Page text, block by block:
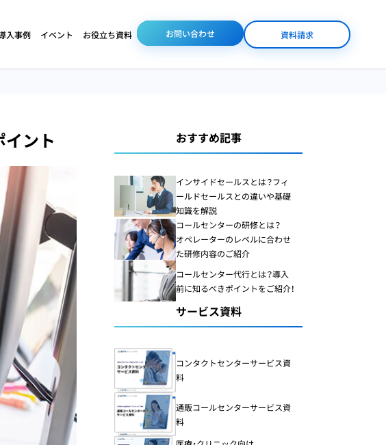
バックオフィス人材
派遣
オペレーター研修
カスタマーハラスメ
（カスハラ）研修
コンタクトセンター
通販
美容・コスメ業界専門
ビューティコンサルティ
ング
コースの解約阻止
ルセンターの
善・効率化
センターの
の声（VoC）分析
ム
様の声）対応
DX化が進まない
コールセンターの
オムニチャネル化
コールセンターでの
24時間365日対応の
コールセンター構築
入事例 イベント お役立ち資料 お問い合わせ 資料請求
ント おすすめ記事
インサイドセールスとは？フィ
ールドセールスとの違いや基礎
知識を解説
コールセンターの研修とは？
オペレーターのレベルに合わせ
た研修内容のご紹介
コールセンター代行とは？導入
前に知るべきポイントをご紹介！
サービス資料
コンタクトセンターサービス資
料
通販コールセンターサービス資
料